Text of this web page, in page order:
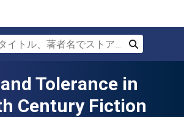
スキップ
イトル、著者名でストアを検索
検索
Tolerance in
Century Fiction